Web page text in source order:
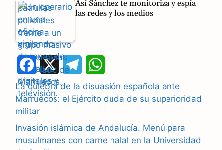
Así Sánchez te monitoriza y espía
las redes y los medios
F
a
c
b
X
e
l
g
h
a
s
La quiebra de la disuasión española ante
Marruecos: el Ejército duda de su superioridad
militar
Invasión islámica de Andalucía. Menú para
musulmanes con carne halal en la Universidad